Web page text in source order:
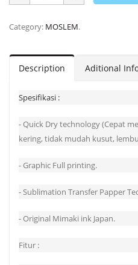
Category: MOSLEM.
Description Aditional
Spesifikasi :
- Quick Dry technology (Cepat
kering, tidak mudah kusut,
- Graphic Full printing.
- Sublimation Transfer Papper
- Original Mimaki ink Japan.
Fitur :